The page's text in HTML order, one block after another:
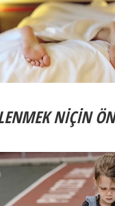
NİÇİN